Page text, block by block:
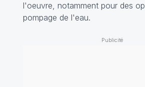
l'oeuvre, notamment pour des
pompage de l'eau.